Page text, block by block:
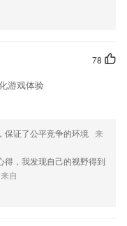
数差别有意义能拉开档次
配置计划。
乐的早教资料分享
种专业的口语等进行学习
拼音使用习惯；
78
游戏体验
保证了公平竞争的环境 来
得，我发现自己的视野得到
来自